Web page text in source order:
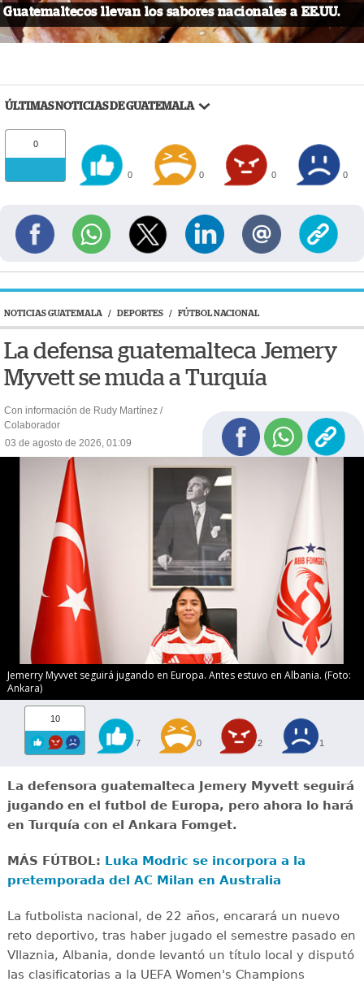
Guatemaltecos llevan los sabores nacionales a EE.UU.
ÚLTIMAS NOTICIAS DE GUATEMALA
0
0 0 0 0
NOTICIAS GUATEMALA / DEPORTES / FÚTBOL NACIONAL
La defensa guatemalteca Jemery
Myvett se muda a Turquía
Con información de Rudy Martínez /
Colaborador
03 de agosto de 2026, 01:09
Jemerry Myvvet seguirá jugando en Europa. Antes estuvo en Albania. (Foto:
Ankara)
10
7 0 2 1
La defensora guatemalteca Jemery Myvett seguirá
jugando en el futbol de Europa, pero ahora lo hará
en Turquía con el Ankara Fomget.
MÁS FÚTBOL: Luka Modric se incorpora a la
pretemporada del AC Milan en Australia
La futbolista nacional, de 22 años, encarará un nuevo
reto deportivo, tras haber jugado el semestre pasado en
Vllaznia, Albania, donde levantó un título local y disputó
las clasificatorias a la UEFA Women's Champions